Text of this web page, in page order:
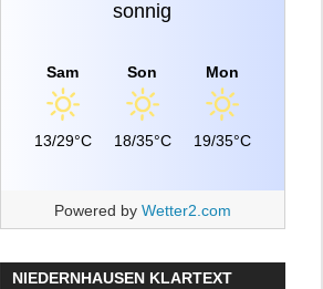
sonnig
Sam
13/29°C
Son
18/35°C
Mon
19/35°C
Powered by Wetter2.com
NIEDERNHAUSEN KLARTEXT